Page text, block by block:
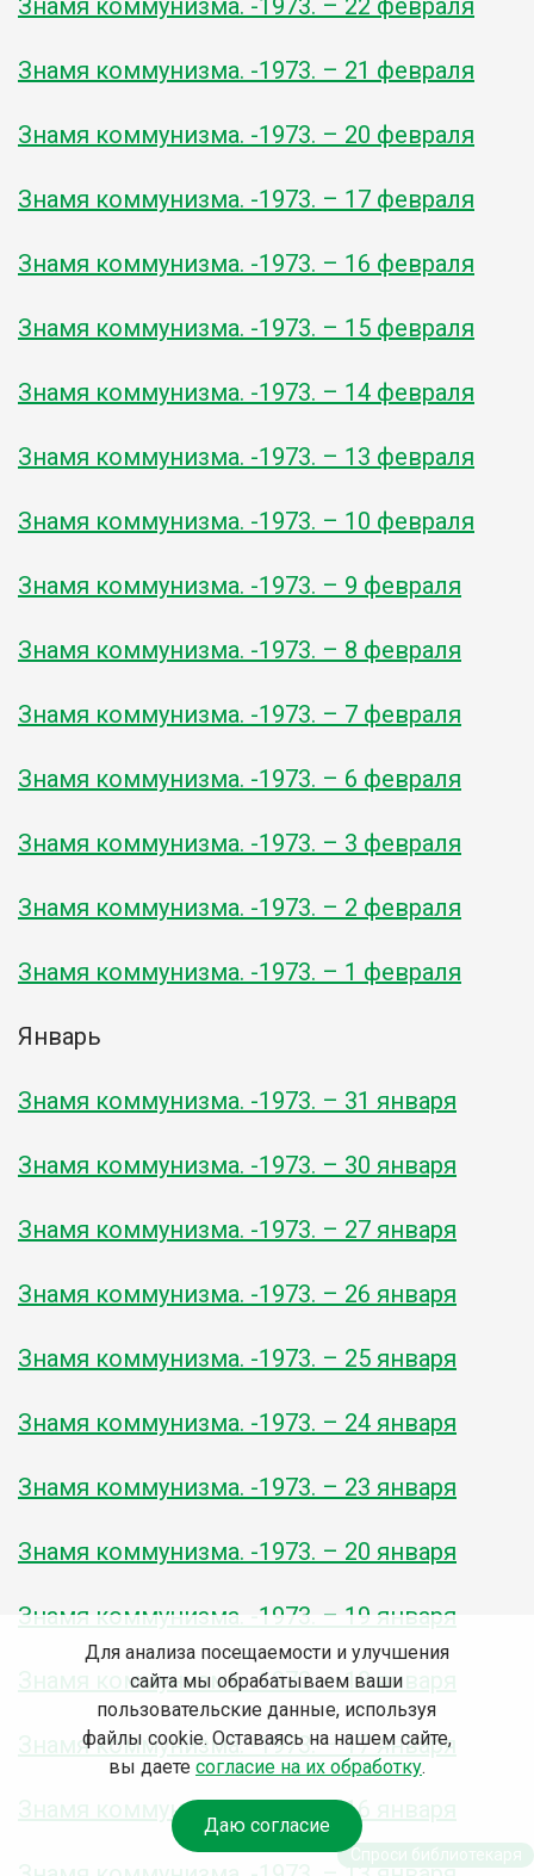
Знамя коммунизма. -1973. – 22 февраля
Знамя коммунизма. -1973. – 21 февраля
Знамя коммунизма. -1973. – 20 февраля
Знамя коммунизма. -1973. – 17 февраля
Знамя коммунизма. -1973. – 16 февраля
Знамя коммунизма. -1973. – 15 февраля
Знамя коммунизма. -1973. – 14 февраля
Знамя коммунизма. -1973. – 13 февраля
Знамя коммунизма. -1973. – 10 февраля
Знамя коммунизма. -1973. – 9 февраля
Знамя коммунизма. -1973. – 8 февраля
Знамя коммунизма. -1973. – 7 февраля
Знамя коммунизма. -1973. – 6 февраля
Знамя коммунизма. -1973. – 3 февраля
Знамя коммунизма. -1973. – 2 февраля
Знамя коммунизма. -1973. – 1 февраля
Январь
Знамя коммунизма. -1973. – 31 января
Знамя коммунизма. -1973. – 30 января
Знамя коммунизма. -1973. – 27 января
Знамя коммунизма. -1973. – 26 января
Знамя коммунизма. -1973. – 25 января
Знамя коммунизма. -1973. – 24 января
Знамя коммунизма. -1973. – 23 января
Знамя коммунизма. -1973. – 20 января
Знамя коммунизма. -1973. – 19 января
Знамя коммунизма. -1973. – 18 января
Знамя коммунизма. -1973. – 17 января
Знамя коммунизма. -1973. – 16 января
Для анализа посещаемости и улучшения
сайта мы обрабатываем ваши
пользовательские данные, используя
файлы cookie. Оставаясь на нашем сайте,
вы даете согласие на их обработку.
Даю согласие
Спроси библиотекаря